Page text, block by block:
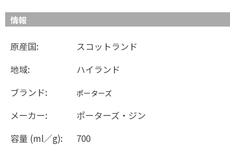
情報
原産国:
スコットランド
地域:
ハイランド
ブランド:
ポーターズ
メーカー:
ポーターズ・ジン
容量 (ml／g):
700